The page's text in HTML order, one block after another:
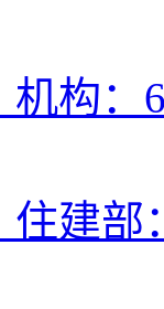
机构
住建